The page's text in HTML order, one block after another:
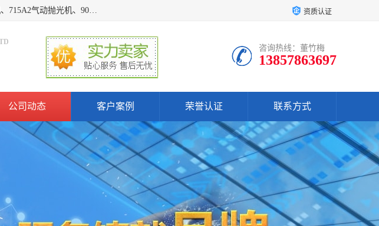
宁波上椿进出口有限公司是日本COMPACT康柏特，原装进口，进口代理商批发, 提供450PL气动抛光机、715A2气动抛光机、905A4打磨机、935GS打磨机、913W-5水磨机、450PL抛光机、715A2抛光机、935GS齿轮抛光机、905A4气动打磨机、价格实惠,欢迎来电咨询. 资质认证
咨询热线：董竹梅
13857863697
公司动态 客户案例 荣誉认证 联系方式